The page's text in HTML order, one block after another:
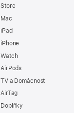
Store
Mac
iPad
iPhone
Watch
AirPods
TV a Domácnost
AirTag
Doplňky